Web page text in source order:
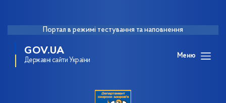
Портал в режимі тестування та наповнення
GOV.UA
Державні сайти України
Меню